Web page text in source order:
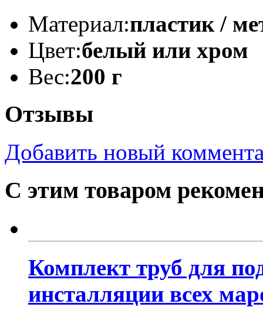
Материал:пластик /
Цвет:белый или хром
Вес:200 г
Отзывы
Добавить новый
С этим товаром
Комплект труб для
инсталляции всех